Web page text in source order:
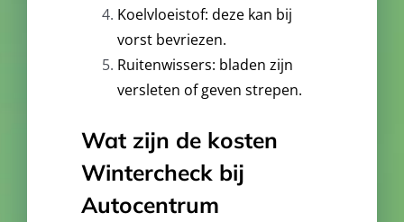
Koelvloeistof: deze kan bij
vorst bevriezen.
Ruitenwissers: bladen zijn
versleten of geven strepen.
Wat zijn de kosten
Wintercheck bij
Autocentrum